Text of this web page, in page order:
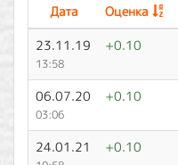
Дата Оценка
23.11.19
13:58
+0.10
06.07.20
03:06
+0.10
24.01.21 +0.10